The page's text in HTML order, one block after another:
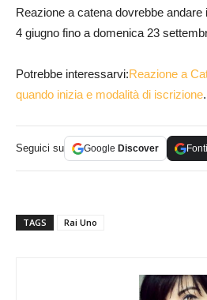
Reazione a catena dovrebbe andare
4 giugno fino a domenica 23
Potrebbe interessarvi:Reazione a
quando inizia e modalità di iscrizione.
Seguici su Google Discover Fonti
TAGS Rai Uno